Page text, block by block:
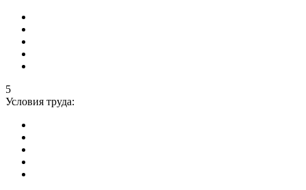
5
Условия труда: